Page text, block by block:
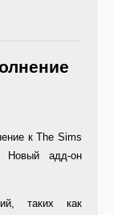
к The Sims
Новый адд-он
таких как